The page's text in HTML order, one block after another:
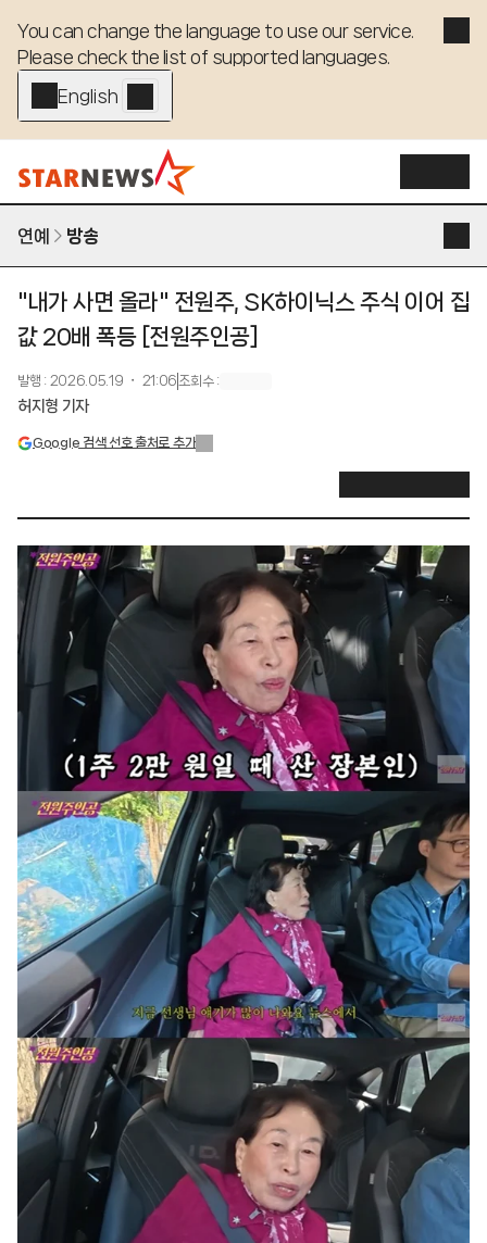
You can change the language to use our service.
Please check the list of supported languages.
English - EN
연예 방송
"내가 사면 올라" 전원주, SK하이닉스 주식 이어 집
값 20배 폭등 [전원주인공]
발행 : 2026.05.19 ・ 21:06 조회수:
허지형 기자
Google 검색 선호 출처로 추가